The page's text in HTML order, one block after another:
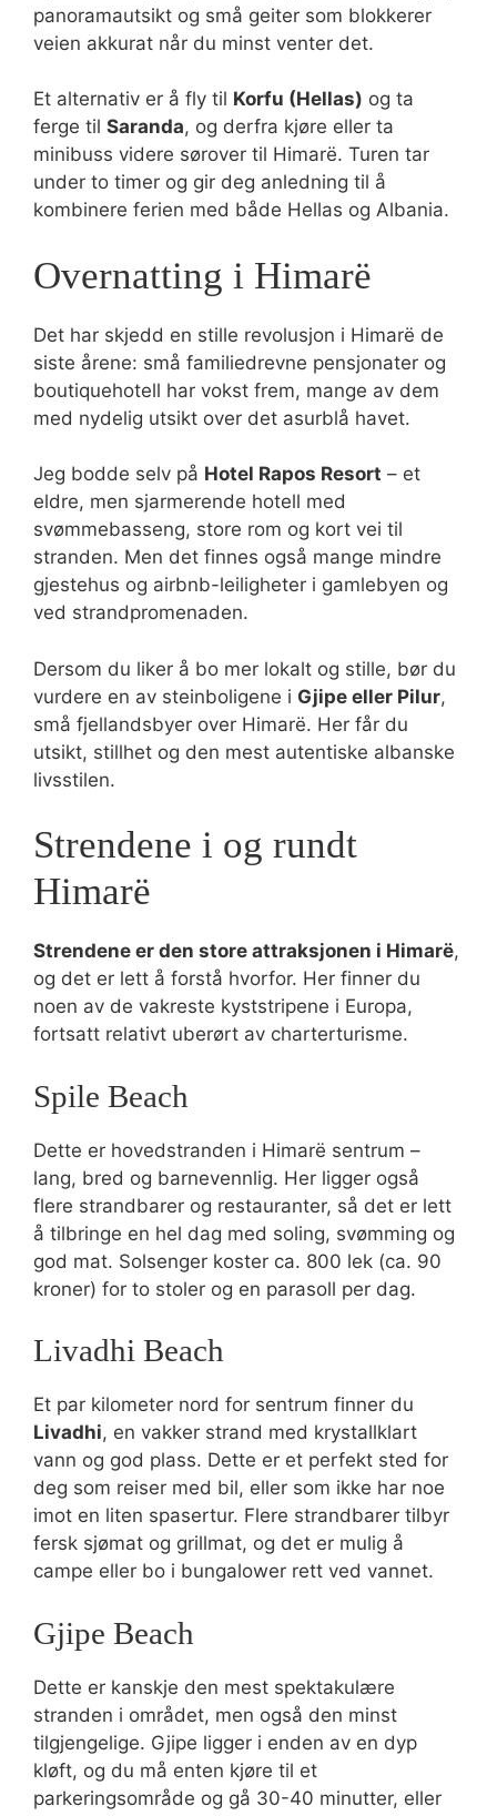
panoramautsikt og små geiter som blokkerer
veien akkurat når du minst venter det.
Et alternativ er å fly til Korfu (Hellas) og ta
ferge til Saranda, og derfra kjøre eller ta
minibuss videre sørover til Himarë. Turen tar
under to timer og gir deg anledning til å
kombinere ferien med både Hellas og Albania.
Overnatting i Himarë
Det har skjedd en stille revolusjon i Himarë de
siste årene: små familiedrevne pensjonater og
boutiquehotell har vokst frem, mange av dem
med nydelig utsikt over det asurblå havet.
Jeg bodde selv på Hotel Rapos Resort – et
eldre, men sjarmerende hotell med
svømmebasseng, store rom og kort vei til
stranden. Men det finnes også mange mindre
gjestehus og airbnb-leiligheter i gamlebyen og
ved strandpromenaden.
Dersom du liker å bo mer lokalt og stille, bør du
vurdere en av steinboligene i Gjipe eller Pilur,
små fjellandsbyer over Himarë. Her får du
utsikt, stillhet og den mest autentiske albanske
livsstilen.
Strendene i og rundt
Himarë
Strendene er den store attraksjonen i Himarë,
og det er lett å forstå hvorfor. Her finner du
noen av de vakreste kyststripene i Europa,
fortsatt relativt uberørt av charterturisme.
Spile Beach
Dette er hovedstranden i Himarë sentrum –
lang, bred og barnevennlig. Her ligger også
flere strandbarer og restauranter, så det er lett
å tilbringe en hel dag med soling, svømming og
god mat. Solsenger koster ca. 800 lek (ca. 90
kroner) for to stoler og en parasoll per dag.
Livadhi Beach
Et par kilometer nord for sentrum finner du
Livadhi, en vakker strand med krystallklart
vann og god plass. Dette er et perfekt sted for
deg som reiser med bil, eller som ikke har noe
imot en liten spasertur. Flere strandbarer tilbyr
fersk sjømat og grillmat, og det er mulig å
campe eller bo i bungalower rett ved vannet.
Gjipe Beach
Dette er kanskje den mest spektakulære
stranden i området, men også den minst
tilgjengelige. Gjipe ligger i enden av en dyp
kløft, og du må enten kjøre til et
parkeringsområde og gå 30-40 minutter, eller